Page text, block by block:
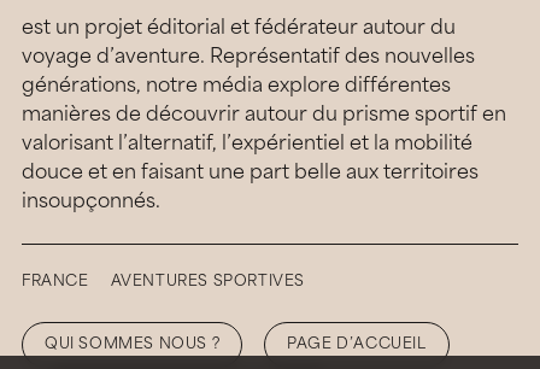
est un projet éditorial et fédérateur autour du
voyage d’aventure. Représentatif des nouvelles
générations, notre média explore différentes
manières de découvrir autour du prisme sportif en
valorisant l’alternatif, l’expérientiel et la mobilité
douce et en faisant une part belle aux territoires
insoupçonnés.
FRANCE AVENTURES SPORTIVES
QUI SOMMES NOUS ? PAGE D’ACCUEIL